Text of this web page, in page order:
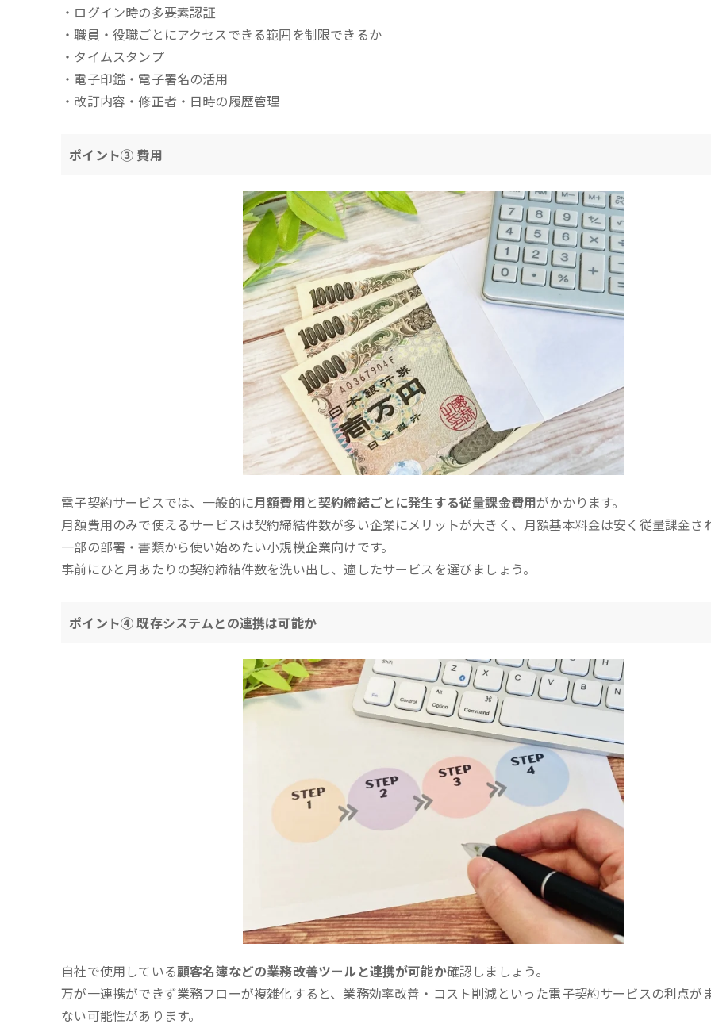
・ログイン時の多要素認証
・職員・役職ごとにアクセスできる範囲を制限できるか
・タイムスタンプ
・電子印鑑・電子署名の活用
・改訂内容・修正者・日時の履歴管理
ポイント③ 費用
電子契約サービスでは、一般的に月額費用と契約締結ごとに発生する従量課金費用がかかります。
月額費用のみで使えるサービスは契約締結件数が多い企業にメリットが大きく、月額基本料金は安く従量課金さ
一部の部署・書類から使い始めたい小規模企業向けです。
事前にひと月あたりの契約締結件数を洗い出し、適したサービスを選びましょう。
ポイント④ 既存システムとの連携は可能か
自社で使用している顧客名簿などの業務改善ツールと連携が可能か確認しましょう。
万が一連携ができず業務フローが複雑化すると、業務効率改善・コスト削減といった電子契約サービスの利点が
ない可能性があります。